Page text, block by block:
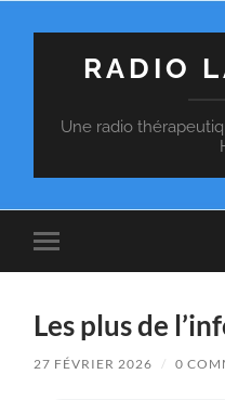
RADIO
Une radio
Toggle
mobile
Les plus de
27 FÉVRIER 2026 / 0